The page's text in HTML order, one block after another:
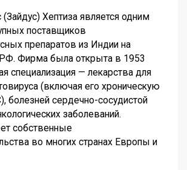
Хептиза является одним
поставщиков
препаратов из Индии на
Фирма была открыта в 1953
специализация — лекарства для
(включая его хроническую
болезней сердечно-сосудистой
заболеваний.
собственные
во многих странах Европы и